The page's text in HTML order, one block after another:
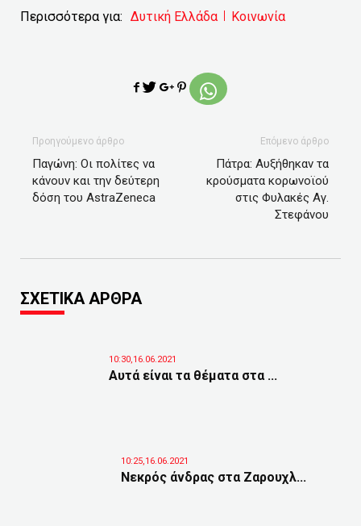
Περισσότερα για: Δυτική Ελλάδα Κοινωνία
Προηγούμενο άρθρο
Παγώνη: Οι πολίτες να
κάνουν και την δεύτερη
δόση του AstraZeneca
Επόμενο άρθρο
Πάτρα: Αυξήθηκαν τα
κρούσματα κορωνοϊού
στις Φυλακές Αγ.
Στεφάνου
ΣΧΕΤΙΚΑ ΑΡΘΡΑ
10:30,16.06.2021
Αυτά είναι τα θέματα στα ...
10:25,16.06.2021
Νεκρός άνδρας στα Ζαρουχλ...